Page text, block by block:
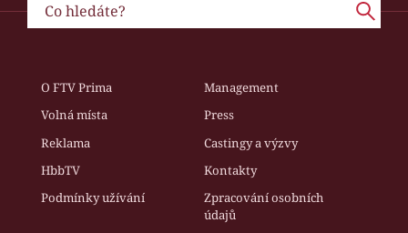
O FTV Prima
Management
Volná místa
Press
Reklama
Castingy a výzvy
HbbTV
Kontakty
Podmínky užívání
Zpracování osobních
údajů